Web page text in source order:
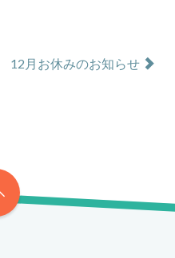
12月お休みのお知らせ